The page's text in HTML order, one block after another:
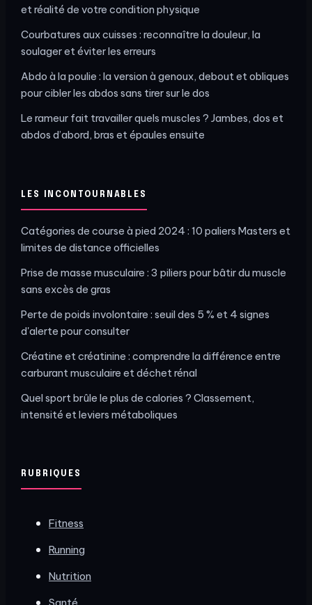
et réalité de votre condition physique
Courbatures aux cuisses : reconnaître la douleur, la
soulager et éviter les erreurs
Abdo à la poulie : la version à genoux, debout et obliques
pour cibler les abdos sans tirer sur le dos
Le rameur fait travailler quels muscles ? Jambes, dos et
abdos d’abord, bras et épaules ensuite
LES INCONTOURNABLES
Catégories de course à pied 2024 : 10 paliers Masters et
limites de distance officielles
Prise de masse musculaire : 3 piliers pour bâtir du muscle
sans excès de gras
Perte de poids involontaire : seuil des 5 % et 4 signes
d'alerte pour consulter
Créatine et créatinine : comprendre la différence entre
carburant musculaire et déchet rénal
Quel sport brûle le plus de calories ? Classement,
intensité et leviers métaboliques
RUBRIQUES
Fitness
Running
Nutrition